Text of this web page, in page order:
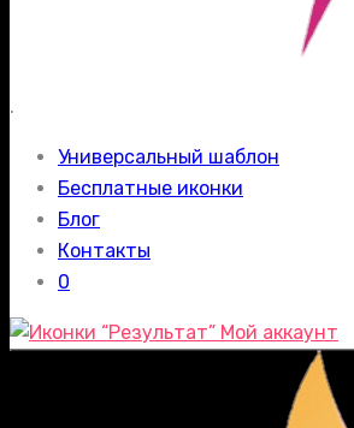
.
Универсальный шаблон
Бесплатные иконки
Блог
Контакты
0
Мой аккаунт